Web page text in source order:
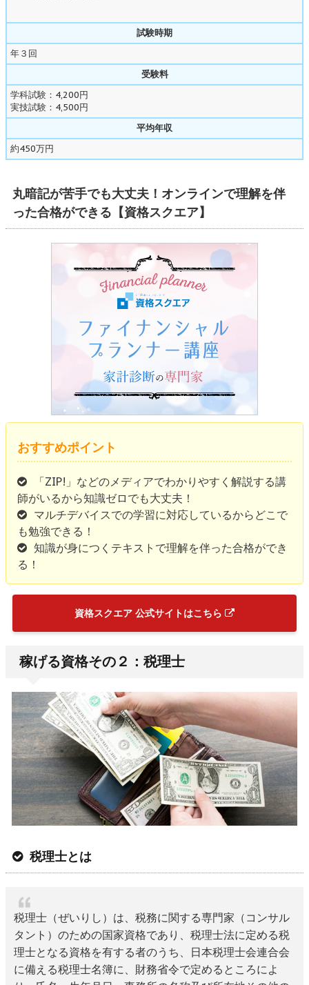
試験時期
年３回
受験料
学科試験：4,200円
実技試験：4,500円
平均年収
約450万円
丸暗記が苦手でも大丈夫！オンラインで理解を伴
った合格ができる【資格スクエア】
おすすめポイント
「ZIP!」などのメディアでわかりやすく解説する講
師がいるから知識ゼロでも大丈夫！
マルチデバイスでの学習に対応しているからどこで
も勉強できる！
知識が身につくテキストで理解を伴った合格ができ
る！
資格スクエア 公式サイトはこちら
稼げる資格その２：税理士
税理士とは
税理士（ぜいりし）は、税務に関する専門家（コンサル
タント）のための国家資格であり、税理士法に定める税
理士となる資格を有する者のうち、日本税理士会連合会
に備える税理士名簿に、財務省令で定めるところによ